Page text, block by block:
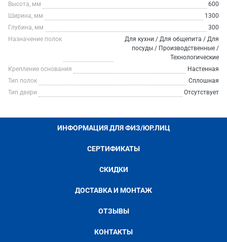
Высота, мм
600
Ширина, мм
1300
Глубина, мм
300
Назначение полок
Для кухни / Для общепита / Для
посуды / Производственные /
Технологические
Крепление основания
Настенная
Тип полок
Сплошная
Тип двери
Отсутствует
ИНФОРМАЦИЯ ДЛЯ ФИЗ/ЮР.ЛИЦ
СЕРТИФИКАТЫ
СКИДКИ
ДОСТАВКА И МОНТАЖ
ОТЗЫВЫ
КОНТАКТЫ